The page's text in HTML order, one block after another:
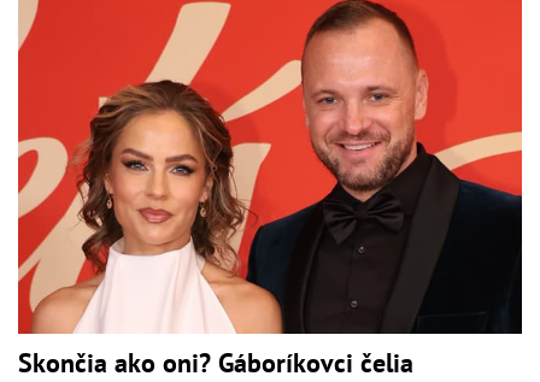
Skončia ako oni? Gáboríkovci čelia